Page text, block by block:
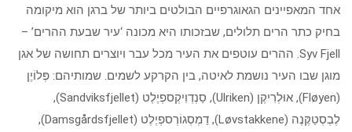
אחד המאפיינים הגאוגרפיים הבולטים ביותר של ברגן הוא מיקומה
בחיק כתר הרים תלולים, שבזכותו היא מכונה ‘עיר שבעת ההרים’ –
Syv Fjell. ההרים עוטפים את העיר מכל עבר ויוצרים תחושה של אגן
מוגן שבו העיר נושמת לאיטה, בין הקרקע לשמים. שמותיהם: פְּלוֹיֶן
(Fløyen), אוּלְרִיקֶן (Ulriken), סַנְדְוִיקְספְיֶלֶט (Sandviksfjellet),
לֶבְסְטַקֶּנֶה (Løvstakkene), דַמְסְגוֹרְספְיֶלֶט (Damsgårdsfjellet),